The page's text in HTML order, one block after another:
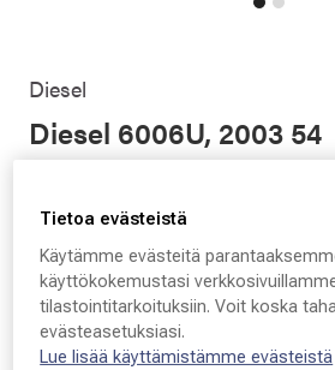
Diesel
Diesel 6006U, 2003 54
79,50 €
Hinta alennettu
159,00 €Alennettu hinta
Alin hinta 30 päivän aikana ennen
(+100 %)
Tietoa evästeistä
Käytämme evästeitä
käyttökokemustasi
tilastointitarkoituksiin. Voit koska
evästeasetuksiasi.
Lue lisää käyttämistämme evästeistä